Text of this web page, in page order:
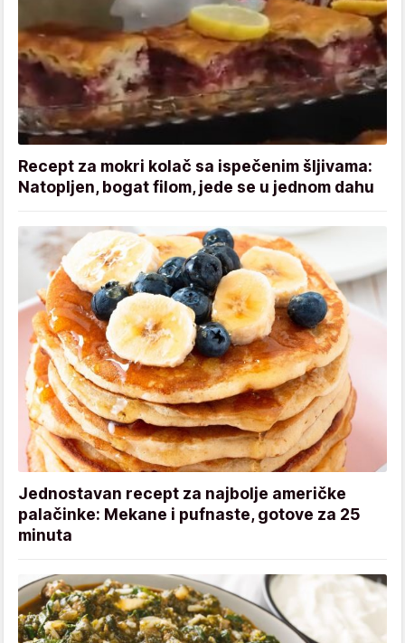
Recept za mokri kolač sa ispečenim šljivama:
Natopljen, bogat filom, jede se u jednom dahu
Jednostavan recept za najbolje američke
palačinke: Mekane i pufnaste, gotove za 25
minuta